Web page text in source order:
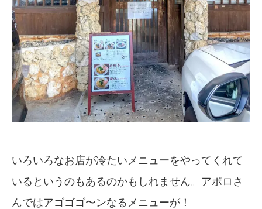
いろいろなお店が冷たいメニューをやってくれて
いるというのもあるのかもしれません。アポロさ
んではアゴゴゴ〜ンなるメニューが！